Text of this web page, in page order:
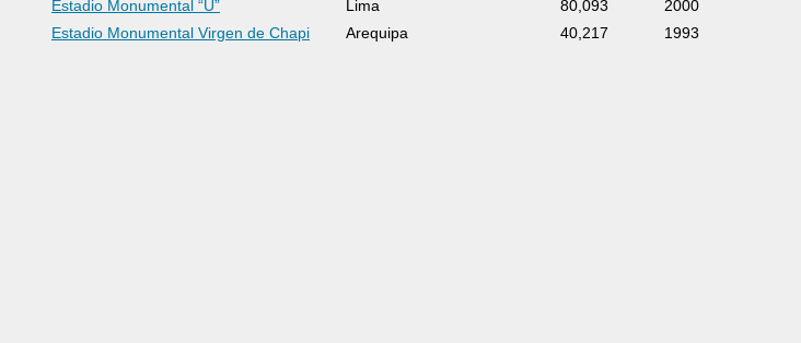
Estadio Monumental “U” Lima 80,093
2000
Estadio Monumental Virgen de Chapi Arequipa 40,217 1993